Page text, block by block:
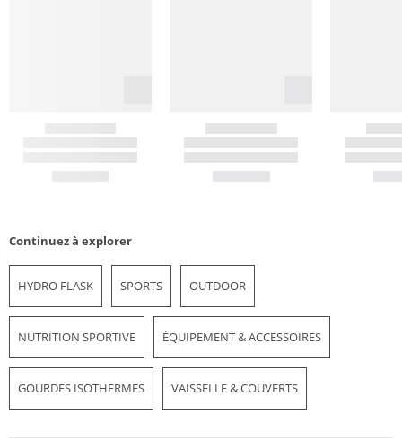
Continuez à explorer
HYDRO FLASK SPORTS OUTDOOR
NUTRITION SPORTIVE ÉQUIPEMENT & ACCESSOIRES
GOURDES ISOTHERMES VAISSELLE & COUVERTS